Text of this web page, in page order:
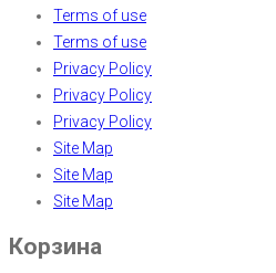
Terms of use
Terms of use
Privacy Policy
Privacy Policy
Privacy Policy
Site Map
Site Map
Site Map
Корзина